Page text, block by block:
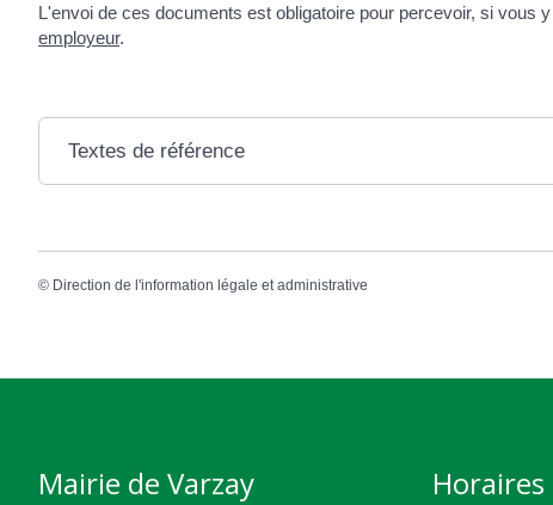
L'envoi de ces documents est obligatoire pour percevoir, si vous
employeur.
Textes de référence
© Direction de l'information légale et administrative
Mairie de Varzay Horaires